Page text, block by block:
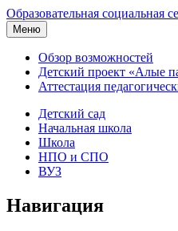
Образовательная социальная
Меню
Обзор возможностей
Детский проект «Алые
Аттестация
Детский сад
Начальная школа
Школа
НПО и СПО
ВУЗ
Навигация